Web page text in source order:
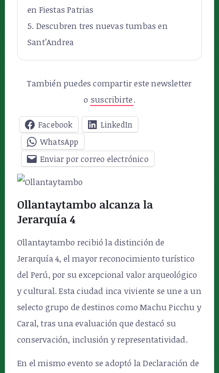
en Fiestas Patrias
Descubren tres nuevas tumbas en
Sant’Andrea
También puedes compartir este newsletter
o suscribirte.
Facebook
LinkedIn
WhatsApp
Enviar por correo electrónico
Ollantaytambo alcanza la
Jerarquía 4
Ollantaytambo recibió la distinción de
Jerarquía 4, el mayor reconocimiento turístico
del Perú, por su excepcional valor arqueológico
y cultural. Esta ciudad inca viviente se une a un
selecto grupo de destinos como Machu Picchu y
Caral, tras una evaluación que destacó su
conservación, inclusión y representatividad.
En el mismo evento se adoptó la Declaración de